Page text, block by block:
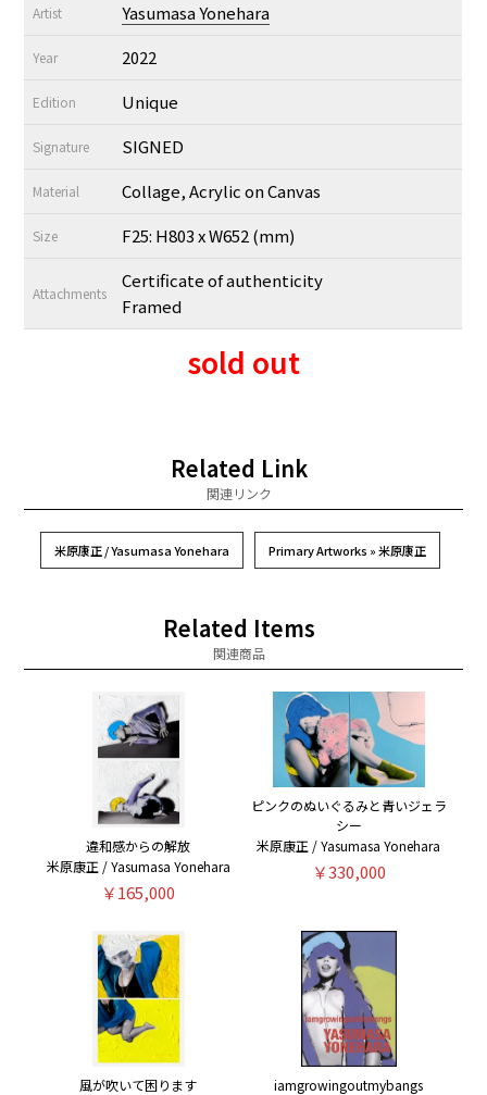
Artist Yasumasa Yonehara
Year 2022
Edition Unique
Signature SIGNED
Material Collage, Acrylic on Canvas
Size F25: H803 x W652 (mm)
Attachments
Certificate of authenticity
Framed
sold out
Related Link
関連リンク
米原康正 / Yasumasa Yonehara Primary Artworks » 米原康正
Related Items
関連商品
違和感からの解放
米原康正 / Yasumasa Yonehara
￥165,000
ピンクのぬいぐるみと青いジェラ
シー
米原康正 / Yasumasa Yonehara
￥330,000
風が吹いて困ります
iamgrowingoutmybangs